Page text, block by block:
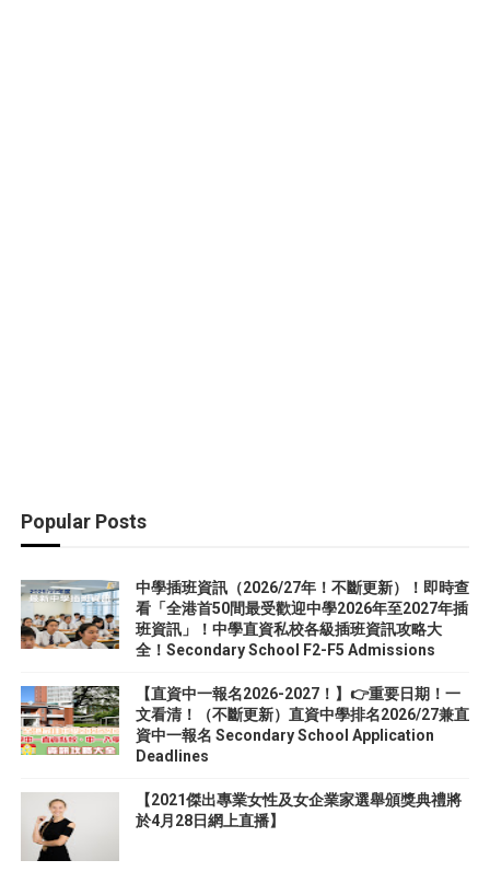
Popular Posts
中學插班資訊（2026/27年！不斷更新）！即時查
看「全港首50間最受歡迎中學2026年至2027年插
班資訊」！中學直資私校各級插班資訊攻略大
全！Secondary School F2-F5 Admissions
【直資中一報名2026-2027！】👉重要日期！一
文看清！（不斷更新）直資中學排名2026/27兼直
資中一報名 Secondary School Application
Deadlines
【2021傑出專業女性及女企業家選舉頒獎典禮將
於4月28日網上直播】